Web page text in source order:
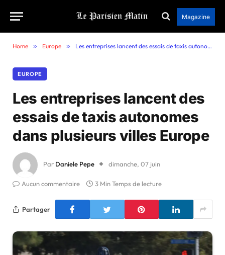
Magazine
Home » Europe » Les entreprises lancent des essais de taxis autonomes dans plusieurs villes Europe
EUROPE
Les entreprises lancent des
essais de taxis autonomes
dans plusieurs villes Europe
Par Daniele Pepe dimanche, 07 juin
Aucun commentaire 3 Min Temps de lecture
Partager